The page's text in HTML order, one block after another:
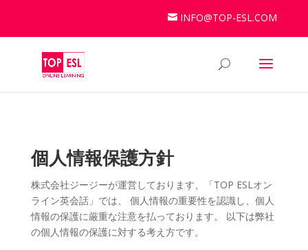
INFO@TOP-ESL.COM
個人情報保護方針
株式会社ジージーが運営しております、「TOP ESLオン
ライン英会話」では、 個人情報の重要性を認識し、個人
情報の保護に厳重な注意を払っております。 以下は弊社
の個人情報の保護に対する考え方です。